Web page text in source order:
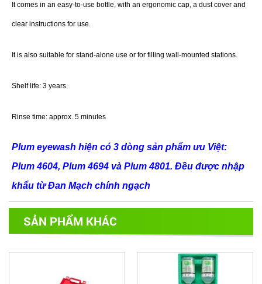
It comes in an easy-to-use bottle, with an ergonomic cap, a dust cover and
clear instructions for use.
It is also suitable for stand-alone use or for filling wall-mounted stations.
Shelf life: 3 years.
Rinse time: approx. 5 minutes
Plum eyewash hiện có 3 dòng sản phẩm ưu Việt:
Plum 4604, Plum 4694 và Plum 4801. Đều được nhập
khẩu từ Đan Mạch chính ngạch
SẢN PHẨM KHÁC